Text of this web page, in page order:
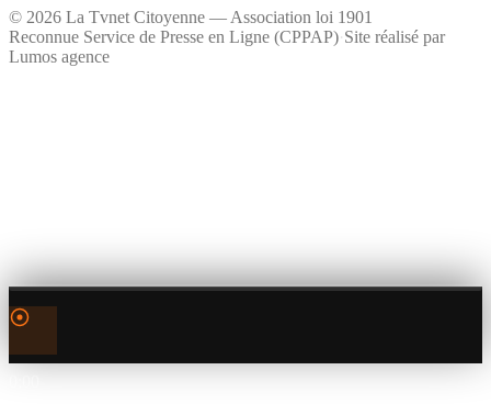
© 2026 La Tvnet Citoyenne — Association loi 1901
Reconnue Service de Presse en Ligne (CPPAP)·Site réalisé par
Lumos agence